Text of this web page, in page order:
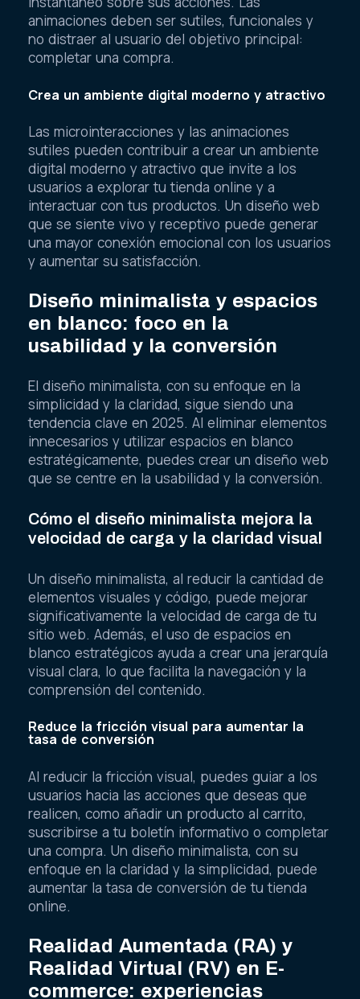
animaciones deben ser sutiles, funcionales y
no distraer al usuario del objetivo principal:
completar una compra.
Crea un ambiente digital moderno y atractivo
Las microinteracciones y las animaciones
sutiles pueden contribuir a crear un ambiente
digital moderno y atractivo que invite a los
usuarios a explorar tu tienda online y a
interactuar con tus productos. Un diseño web
que se siente vivo y receptivo puede generar
una mayor conexión emocional con los usuarios
y aumentar su satisfacción.
Diseño minimalista y espacios
en blanco: foco en la
usabilidad y la conversión
El diseño minimalista, con su enfoque en la
simplicidad y la claridad, sigue siendo una
tendencia clave en 2025. Al eliminar elementos
innecesarios y utilizar espacios en blanco
estratégicamente, puedes crear un diseño web
que se centre en la usabilidad y la conversión.
Cómo el diseño minimalista mejora la
velocidad de carga y la claridad visual
Un diseño minimalista, al reducir la cantidad de
elementos visuales y código, puede mejorar
significativamente la velocidad de carga de tu
sitio web. Además, el uso de espacios en
blanco estratégicos ayuda a crear una jerarquía
visual clara, lo que facilita la navegación y la
comprensión del contenido.
Reduce la fricción visual para aumentar la
tasa de conversión
Al reducir la fricción visual, puedes guiar a los
usuarios hacia las acciones que deseas que
realicen, como añadir un producto al carrito,
suscribirse a tu boletín informativo o completar
una compra. Un diseño minimalista, con su
enfoque en la claridad y la simplicidad, puede
aumentar la tasa de conversión de tu tienda
online.
Realidad Aumentada (RA) y
Realidad Virtual (RV) en E-
commerce: experiencias